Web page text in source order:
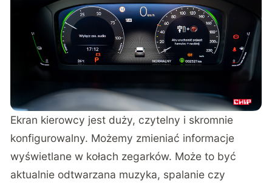
Ekran kierowcy jest duży, czytelny i skromnie
konfigurowalny. Możemy zmieniać informacje
wyświetlane w kołach zegarków. Może to być
aktualnie odtwarzana muzyka, spalanie czy